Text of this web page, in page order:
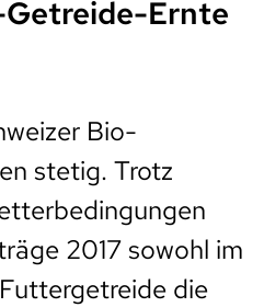
Ernte
Bio-
stetig. Trotz
2017 sowohl im
die